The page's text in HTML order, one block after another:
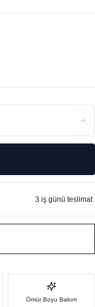
3 iş günü teslimat
Ömür Boyu Bakım